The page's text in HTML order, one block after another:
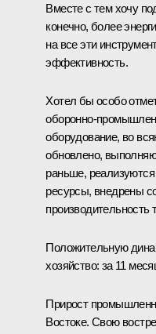
Вместе с тем хочу
конечно, более
на все эти
эффективность.
Хотел бы особо
оборонно-
оборудование, во
обновлено,
раньше,
ресурсы, внедрены
производительность
Положительную
хозяйство: за 11
Прирост
Востоке. Свою